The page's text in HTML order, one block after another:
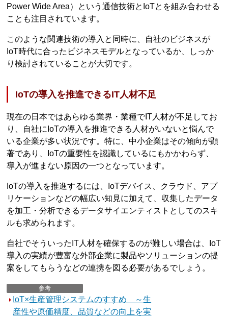
Power Wide Area）という通信技術とIoTとを組み合わせる
ことも注目されています。
このような関連技術の導入と同時に、自社のビジネスが
IoT時代に合ったビジネスモデルとなっているか、しっか
り検討されていることが大切です。
IoTの導入を推進できるIT人材不足
現在の日本ではあらゆる業界・業種でIT人材が不足してお
り、自社にIoTの導入を推進できる人材がいないと悩んで
いる企業が多い状況です。特に、中小企業はその傾向が顕
著であり、IoTの重要性を認識しているにもかかわらず、
導入が進まない原因の一つとなっています。
IoTの導入を推進するには、IoTデバイス、クラウド、アプ
リケーションなどの幅広い知見に加えて、収集したデータ
を加工・分析できるデータサイエンティストとしてのスキ
ルも求められます。
自社でそういったIT人材を確保するのが難しい場合は、IoT
導入の実績が豊富な外部企業に製品やソリューションの提
案をしてもらうなどの連携を図る必要があるでしょう。
参考
IoT×生産管理システムのすすめ ～生
産性や原価精度、品質などの向上を実